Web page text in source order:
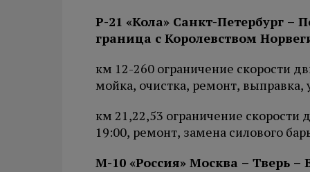
Р-21 «Кола» Санкт-Петербург –
граница с Королевством
км 12-260 ограничение скорости
мойка, очистка, ремонт, выправка,
км 21,22,53 ограничение скорости
19:00, ремонт, замена силового
М-10 «Россия» Москва – Тверь –